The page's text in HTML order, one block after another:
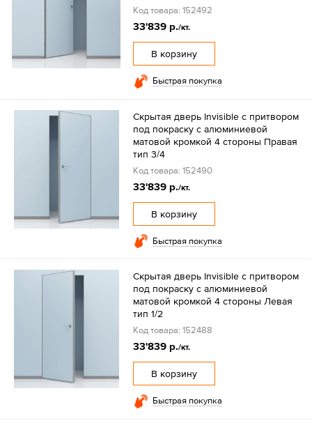
Код товара: 152492
33'839 р./кт.
В корзину
Быстрая покупка
Скрытая дверь Invisible с притвором
под покраску с алюминиевой
матовой кромкой 4 стороны Правая
тип 3/4
Код товара: 152490
33'839 р./кт.
В корзину
Быстрая покупка
Скрытая дверь Invisible с притвором
под покраску с алюминиевой
матовой кромкой 4 стороны Левая
тип 1/2
Код товара: 152488
33'839 р./кт.
В корзину
Быстрая покупка